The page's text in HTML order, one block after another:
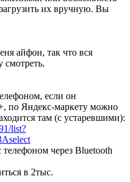
их вручную. Вы
айфон, так что вся
смотреть.
если он
по Яндекс-маркету можно
там (с устаревшими):
list?
через Bluetooth
в 2тыс.